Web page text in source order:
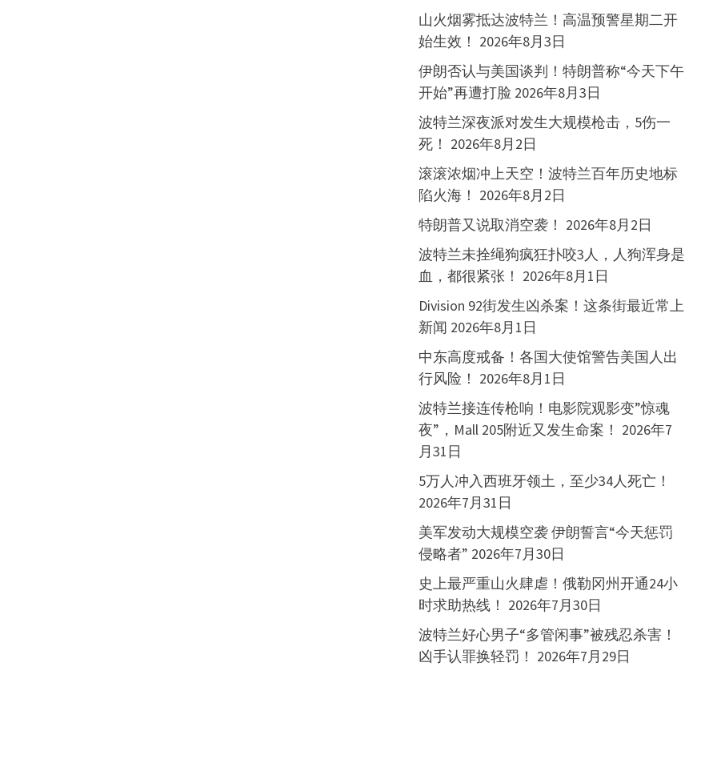
山火烟雾抵达波特兰！高温预警星期二开
始生效！ 2026年8月3日
伊朗否认与美国谈判！特朗普称“今天下午
开始”再遭打脸 2026年8月3日
波特兰深夜派对发生大规模枪击，5伤一
死！ 2026年8月2日
滚滚浓烟冲上天空！波特兰百年历史地标
陷火海！ 2026年8月2日
特朗普又说取消空袭！ 2026年8月2日
波特兰未拴绳狗疯狂扑咬3人，人狗浑身是
血，都很紧张！ 2026年8月1日
Division 92街发生凶杀案！这条街最近常上
新闻 2026年8月1日
中东高度戒备！各国大使馆警告美国人出
行风险！ 2026年8月1日
波特兰接连传枪响！电影院观影变”惊魂
夜”，Mall 205附近又发生命案！ 2026年7
月31日
5万人冲入西班牙领土，至少34人死亡！
2026年7月31日
美军发动大规模空袭 伊朗誓言“今天惩罚
侵略者” 2026年7月30日
史上最严重山火肆虐！俄勒冈州开通24小
时求助热线！ 2026年7月30日
波特兰好心男子“多管闲事”被残忍杀害！
凶手认罪换轻罚！ 2026年7月29日